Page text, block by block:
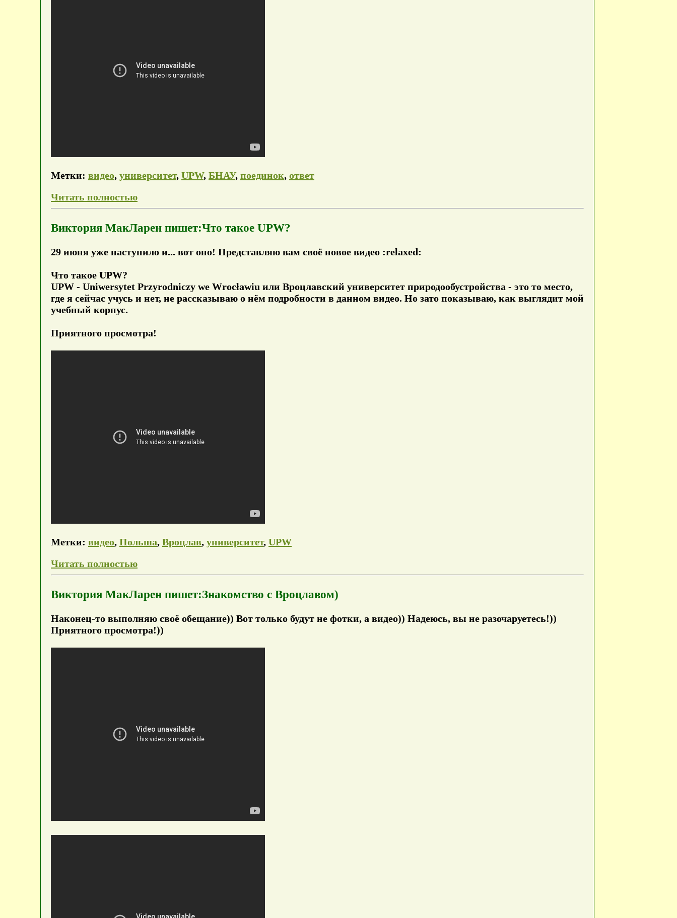
Метки: видео, университет, UPW, БНАУ, поединок, ответ
Читать полностью
Виктория МакЛарен пишет:Что такое UPW?
29 июня уже наступило и... вот оно! Представляю вам своё новое видео :relaxed:
Что такое UPW?
UPW - Uniwersytet Przyrodniczy we Wrocławiu или Вроцлавский университет природообустройства - это то место,
где я сейчас учусь и нет, не рассказываю о нём подробности в данном видео. Но зато показываю, как выглядит мой
учебный корпус.
Приятного просмотра!
Метки: видео, Польша, Вроцлав, университет, UPW
Читать полностью
Виктория МакЛарен пишет:Знакомство с Вроцлавом)
Наконец-то выполняю своё обещание)) Вот только будут не фотки, а видео)) Надеюсь, вы не разочаруетесь!))
Приятного просмотра!))